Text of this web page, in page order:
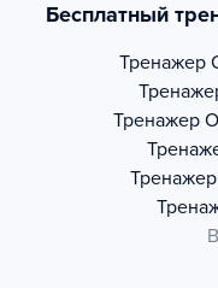
Бесплатный
Тренажер
Тренажер
Тренажер